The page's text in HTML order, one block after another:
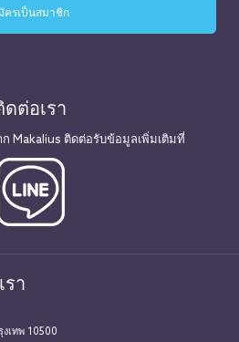
ดต่อเรา
Makalius ติดต่อรับข้อมูลเพิ่มเติมที่
า
เทพ 10500